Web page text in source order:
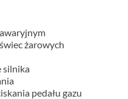
żarowych
silnika
pedału gazu